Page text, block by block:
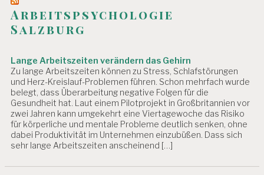
Arbeitspsychologie
Salzburg
Lange Arbeitszeiten verändern das Gehirn
Zu lange Arbeitszeiten können zu Stress, Schlafstörungen
und Herz-Kreislauf-Problemen führen. Schon mehrfach wurde
belegt, dass Überarbeitung negative Folgen für die
Gesundheit hat. Laut einem Pilotprojekt in Großbritannien vor
zwei Jahren kann umgekehrt eine Viertagewoche das Risiko
für körperliche und mentale Probleme deutlich senken, ohne
dabei Produktivität im Unternehmen einzubüßen. Dass sich
sehr lange Arbeitszeiten anscheinend […]